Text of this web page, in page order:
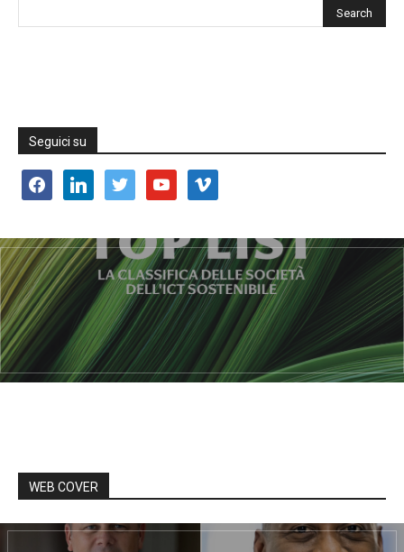
Seguici su
facebooklinkedin twitter youtube vimeo
WEB COVER